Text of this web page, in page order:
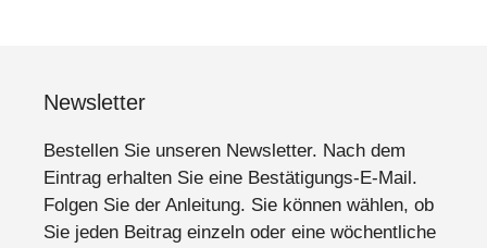
Newsletter
Bestellen Sie unseren Newsletter. Nach dem
Eintrag erhalten Sie eine Bestätigungs-E-Mail.
Folgen Sie der Anleitung. Sie können wählen, ob
Sie jeden Beitrag einzeln oder eine wöchentliche